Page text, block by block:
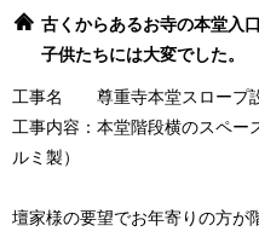
古くからあるお寺の本堂入
子供たちには大変でした。
工事名 尊重寺本堂スロープ
工事内容：本堂階段横のスペー
ルミ製）
壇家様の要望でお年寄りの方が